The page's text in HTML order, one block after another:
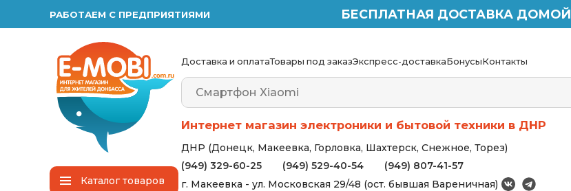
РАБОТАЕМ С ПРЕДПРИЯТИЯМИ БЕСПЛАТНАЯ ДОСТАВКА ДОМОЙ
Каталогтоваров
Доставка и оплатаТовары под заказЭкспресс-доставкаБонусыКонтакты
Интернет магазин электроники и бытовой техники в ДНР
ДНР (Донецк, Макеевка, Горловка, Шахтерск, Снежное, Торез)
(949) 329-60-25
(949) 529-40-54
(949) 807-41-57
г. Макеевка - ул. Московская 29/48 (ост. бывшая Вареничная)